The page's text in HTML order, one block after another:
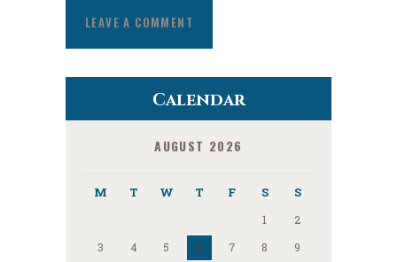
Calendar
AUGUST 2026
M T W T F S S
1
2
3
4 5 6 7 8 9